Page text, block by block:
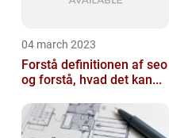
04 march 2023
Forstå definitionen af seo
og forstå, hvad det kan...